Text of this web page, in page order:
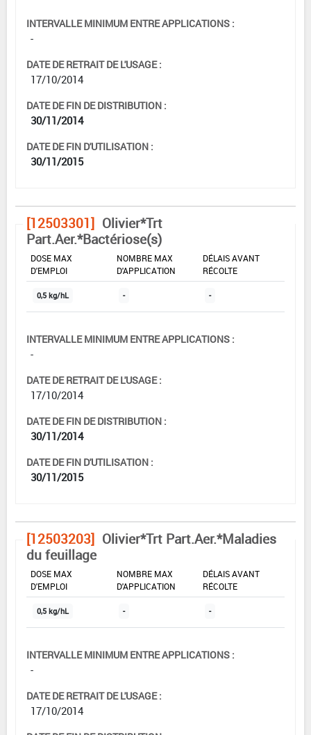
INTERVALLE MINIMUM ENTRE APPLICATIONS :
-
DATE DE RETRAIT DE L'USAGE :
17/10/2014
DATE DE FIN DE DISTRIBUTION :
30/11/2014
DATE DE FIN D'UTILISATION :
30/11/2015
[12503301] Olivier*Trt
Part.Aer.*Bactériose(s)
DOSE MAX
D'EMPLOI
NOMBRE MAX
D'APPLICATION
DÉLAIS AVANT
RÉCOLTE
0,5 kg/hL - -
INTERVALLE MINIMUM ENTRE APPLICATIONS :
-
DATE DE RETRAIT DE L'USAGE :
17/10/2014
DATE DE FIN DE DISTRIBUTION :
30/11/2014
DATE DE FIN D'UTILISATION :
30/11/2015
[12503203] Olivier*Trt Part.Aer.*Maladies
du feuillage
DOSE MAX
D'EMPLOI
NOMBRE MAX
D'APPLICATION
DÉLAIS AVANT
RÉCOLTE
0,5 kg/hL - -
INTERVALLE MINIMUM ENTRE APPLICATIONS :
-
DATE DE RETRAIT DE L'USAGE :
17/10/2014